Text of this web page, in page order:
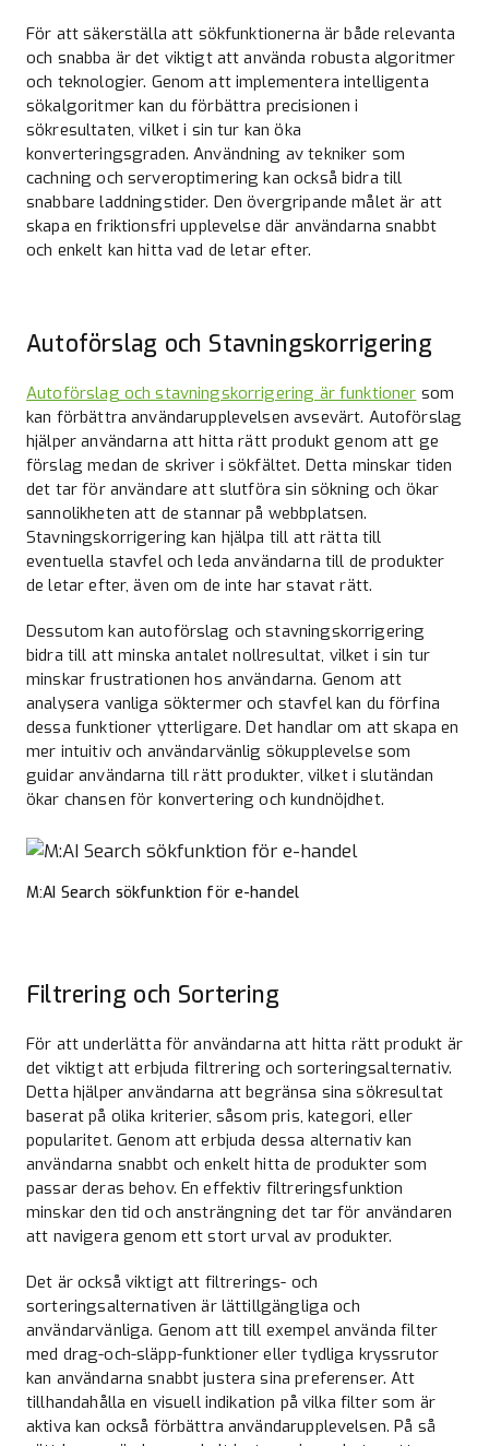
För att säkerställa att sökfunktionerna är både relevanta
och snabba är det viktigt att använda robusta algoritmer
och teknologier. Genom att implementera intelligenta
sökalgoritmer kan du förbättra precisionen i
sökresultaten, vilket i sin tur kan öka
konverteringsgraden. Användning av tekniker som
cachning och serveroptimering kan också bidra till
snabbare laddningstider. Den övergripande målet är att
skapa en friktionsfri upplevelse där användarna snabbt
och enkelt kan hitta vad de letar efter.
Autoförslag och Stavningskorrigering
Autoförslag och stavningskorrigering är funktioner som
kan förbättra användarupplevelsen avsevärt. Autoförslag
hjälper användarna att hitta rätt produkt genom att ge
förslag medan de skriver i sökfältet. Detta minskar tiden
det tar för användare att slutföra sin sökning och ökar
sannolikheten att de stannar på webbplatsen.
Stavningskorrigering kan hjälpa till att rätta till
eventuella stavfel och leda användarna till de produkter
de letar efter, även om de inte har stavat rätt.
Dessutom kan autoförslag och stavningskorrigering
bidra till att minska antalet nollresultat, vilket i sin tur
minskar frustrationen hos användarna. Genom att
analysera vanliga söktermer och stavfel kan du förfina
dessa funktioner ytterligare. Det handlar om att skapa en
mer intuitiv och användarvänlig sökupplevelse som
guidar användarna till rätt produkter, vilket i slutändan
ökar chansen för konvertering och kundnöjdhet.
M:AI Search sökfunktion för e-handel
Filtrering och Sortering
För att underlätta för användarna att hitta rätt produkt är
det viktigt att erbjuda filtrering och sorteringsalternativ.
Detta hjälper användarna att begränsa sina sökresultat
baserat på olika kriterier, såsom pris, kategori, eller
popularitet. Genom att erbjuda dessa alternativ kan
användarna snabbt och enkelt hitta de produkter som
passar deras behov. En effektiv filtreringsfunktion
minskar den tid och ansträngning det tar för användaren
att navigera genom ett stort urval av produkter.
Det är också viktigt att filtrerings- och
sorteringsalternativen är lättillgängliga och
användarvänliga. Genom att till exempel använda filter
med drag-och-släpp-funktioner eller tydliga kryssrutor
kan användarna snabbt justera sina preferenser. Att
tillhandahålla en visuell indikation på vilka filter som är
aktiva kan också förbättra användarupplevelsen. På så